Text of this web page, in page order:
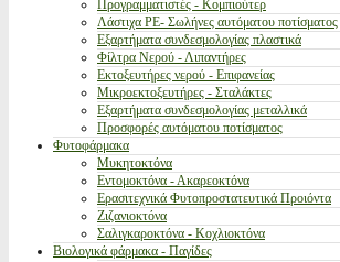
Προγραμματιστές - Κομπιούτερ
Λάστιχα PE- Σωλήνες αυτόματου ποτίσματος
Εξαρτήματα συνδεσμολογίας πλαστικά
Φίλτρα Νερού - Λιπαντήρες
Εκτοξευτήρες νερού - Επιφανείας
Μικροεκτοξευτήρες - Σταλάκτες
Εξαρτήματα συνδεσμολογίας μεταλλικά
Προσφορές αυτόματου ποτίσματος
Φυτοφάρμακα
Μυκητοκτόνα
Εντομοκτόνα - Ακαρεοκτόνα
Ερασιτεχνικά Φυτοπροστατευτικά Προιόντα
Ζιζανιοκτόνα
Σαλιγκαροκτόνα - Κοχλιοκτόνα
Βιολογικά φάρμακα - Παγίδες